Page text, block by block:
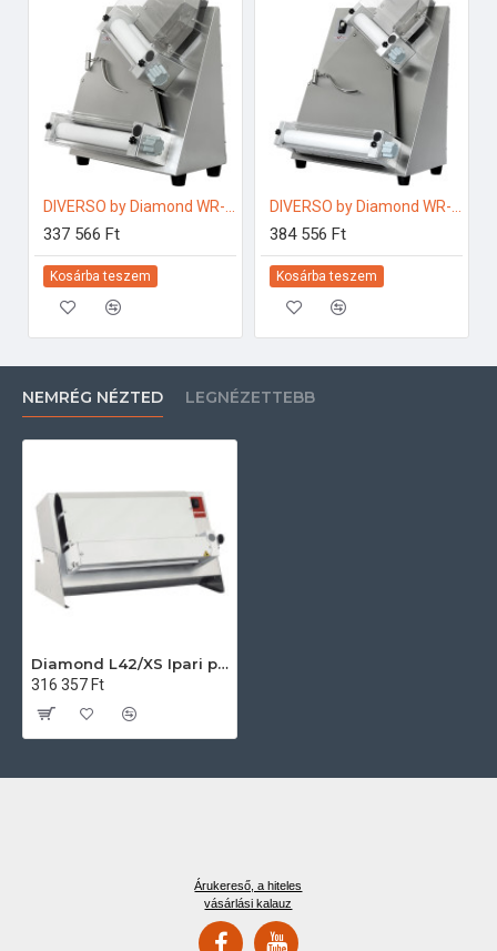
337 566 Ft
Kosárba teszem
384 556 Ft
Kosárba teszem
NEMRÉG NÉZTED LEGNÉZETTEBB
Diamond L42/XS Ipari pizzakészítés
316 357 Ft
Árukereső, a hiteles
vásárlási kalauz